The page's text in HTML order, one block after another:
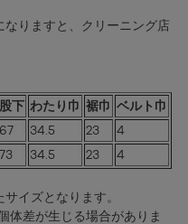
りますと、クリーニング店
股下 わたり巾 裾巾 ベルト巾
67 34.5 23
4
73 34.5 23 4
イズとなります。
体差が生じる場合がありま